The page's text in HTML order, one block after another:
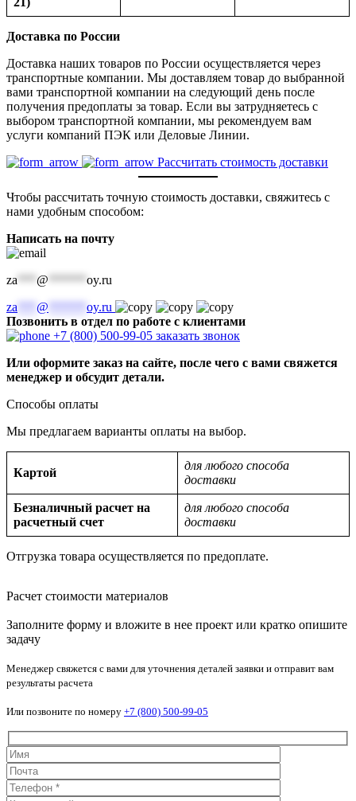
Доставка по России
Доставка наших товаров по России осуществляется через
транспортные компании. Мы доставляем товар до выбранной
вами транспортной компании на следующий день после
получения предоплаты за товар. Если вы затрудняетесь с
выбором транспортной компании, мы рекомендуем вам
услуги компаний ПЭК или Деловые Линии.
Рассчитать стоимость доставки
Чтобы рассчитать точную стоимость доставки, свяжитесь с
нами удобным способом:
Написать на почту
za @
oy.ru
za
@
oy.ru
Позвонить в отдел по работе с клиентами
+7 (800) 500-99-05 заказать звонок
Или оформите заказ на сайте, после чего с вами свяжется
менеджер и обсудит детали.
Способы оплаты
Мы предлагаем варианты оплаты на выбор.
Картой
для любого способа
доставки
Безналичный расчет на
расчетный счет
для любого способа
доставки
Отгрузка товара осуществляется по предоплате.
Расчет стоимости материалов
Заполните форму и вложите в нее проект или кратко опишите
задачу
Менеджер свяжется с вами для уточнения деталей заявки и отправит вам
результаты расчета
Или позвоните по номеру +7 (800) 500-99-05